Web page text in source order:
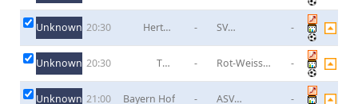
Unknown 20:30
Hertha
-
SV
-
Unknown 20:30
TUS
-
Rot-Weiss
-
Unknown 21:00 Bayern Hof -
ASV
-